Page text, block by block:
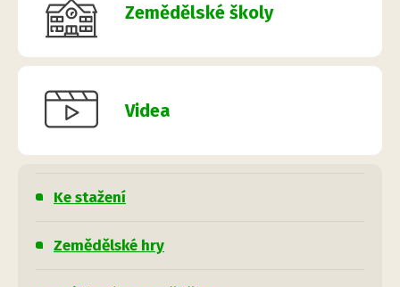
Zemědělské školy
Videa
Ke stažení
Zemědělské hry